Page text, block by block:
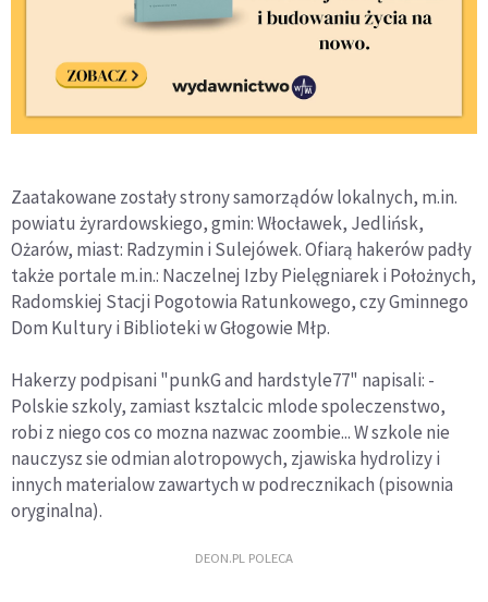
Zaatakowane zostały strony samorządów lokalnych, m.in.
powiatu żyrardowskiego, gmin: Włocławek, Jedlińsk,
Ożarów, miast: Radzymin i Sulejówek. Ofiarą hakerów padły
także portale m.in.: Naczelnej Izby Pielęgniarek i Położnych,
Radomskiej Stacji Pogotowia Ratunkowego, czy Gminnego
Dom Kultury i Biblioteki w Głogowie Młp.
Hakerzy podpisani "punkG and hardstyle77" napisali: -
Polskie szkoly, zamiast ksztalcic mlode spoleczenstwo,
robi z niego cos co mozna nazwac zoombie... W szkole nie
nauczysz sie odmian alotropowych, zjawiska hydrolizy i
innych materialow zawartych w podrecznikach (pisownia
oryginalna).
DEON.PL POLECA